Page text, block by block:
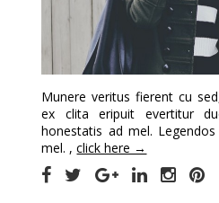
Munere veritus fierent cu
ex clita eripuit evertitur
honestatis ad mel.
mel. ,click here →